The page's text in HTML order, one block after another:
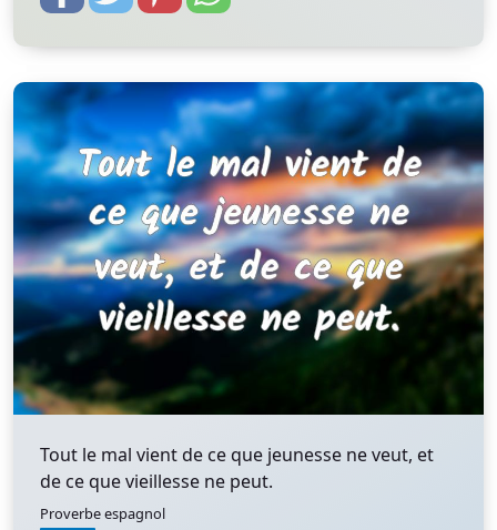
Tout le mal vient de ce que jeunesse ne veut, et
de ce que vieillesse ne peut.
Proverbe espagnol